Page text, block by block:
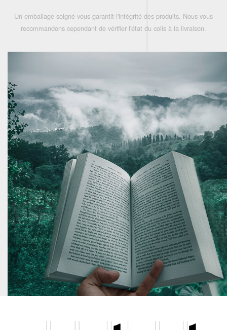
Un emballage soigné vous garantit l'intégrité des produits. Nous vous
recommandons cependant de vérifier l'état du colis à la livraison.